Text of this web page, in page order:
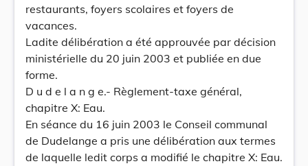
restaurants, foyers scolaires et foyers de
vacances.
Ladite délibération a été approuvée par décision
ministérielle du 20 juin 2003 et publiée en due
forme.
D u d e l a n g e.- Règlement-taxe général,
chapitre X: Eau.
En séance du 16 juin 2003 le Conseil communal
de Dudelange a pris une délibération aux termes
de laquelle ledit corps a modifié le chapitre X: Eau.